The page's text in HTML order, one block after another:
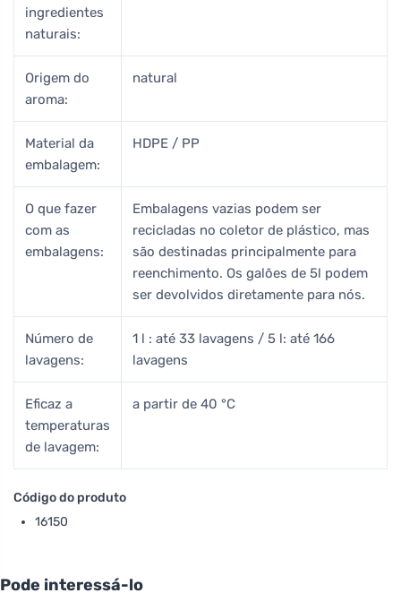
ingredientes
naturais:
Origem do
aroma:
natural
Material da
embalagem:
HDPE / PP
O que fazer
com as
embalagens:
Embalagens vazias podem ser
recicladas no coletor de plástico, mas
são destinadas principalmente para
reenchimento. Os galões de 5l podem
ser devolvidos diretamente para nós.
Número de
lavagens:
1 l : até 33 lavagens / 5 l: até 166
lavagens
Eficaz a
temperaturas
de lavagem:
a partir de 40 °C
Código do produto
16150
Pode interessá-lo